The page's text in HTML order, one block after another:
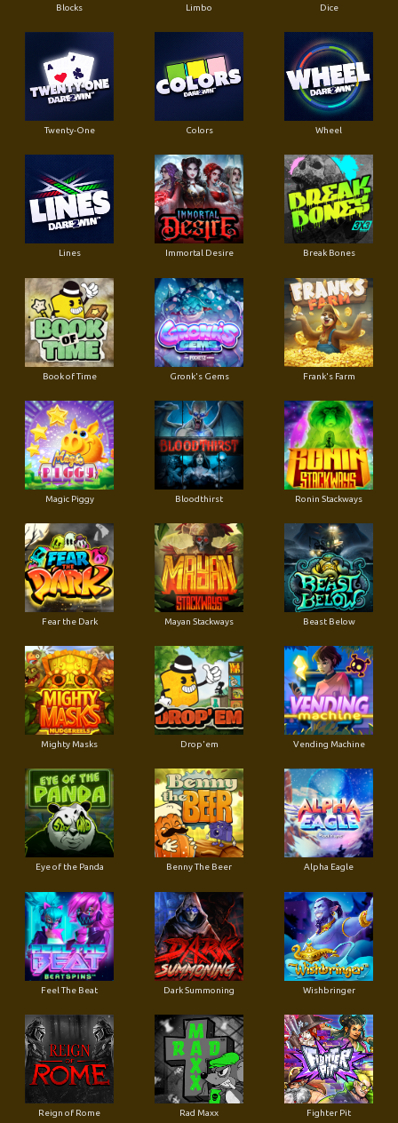
Blocks Limbo Dice
Twenty-One Colors Wheel
Lines Immortal Desire Break Bones
Book of Time Gronk's Gems Frank's Farm
Magic Piggy Bloodthirst Ronin Stackways
Fear the Dark Mayan Stackways Beast Below
Mighty Masks Drop'em Vending Machine
Eye of the Panda Benny The Beer Alpha Eagle
Feel The Beat Dark Summoning Wishbringer
Reign of Rome Rad Maxx Fighter Pit